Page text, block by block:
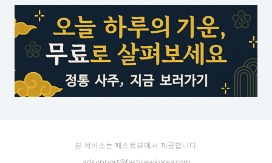
본 서비스는 패스트뷰에서 제공합니다.